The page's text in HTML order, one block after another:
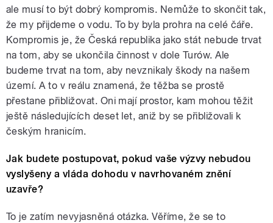
ale musí to být dobrý kompromis. Nemůže to skončit tak,
že my přijdeme o vodu. To by byla prohra na celé čáře.
Kompromis je, že Česká republika jako stát nebude trvat
na tom, aby se ukončila činnost v dole Turów. Ale
budeme trvat na tom, aby nevznikaly škody na našem
území. A to v reálu znamená, že těžba se prostě
přestane přibližovat. Oni mají prostor, kam mohou těžit
ještě následujících deset let, aniž by se přibližovali k
českým hranicím.
Jak budete postupovat, pokud vaše výzvy nebudou
vyslyšeny a vláda dohodu v navrhovaném znění
uzavře?
To je zatím nevyjasněná otázka. Věříme, že se to